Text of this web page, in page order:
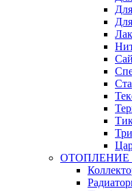
ОТОПЛЕНИЕ